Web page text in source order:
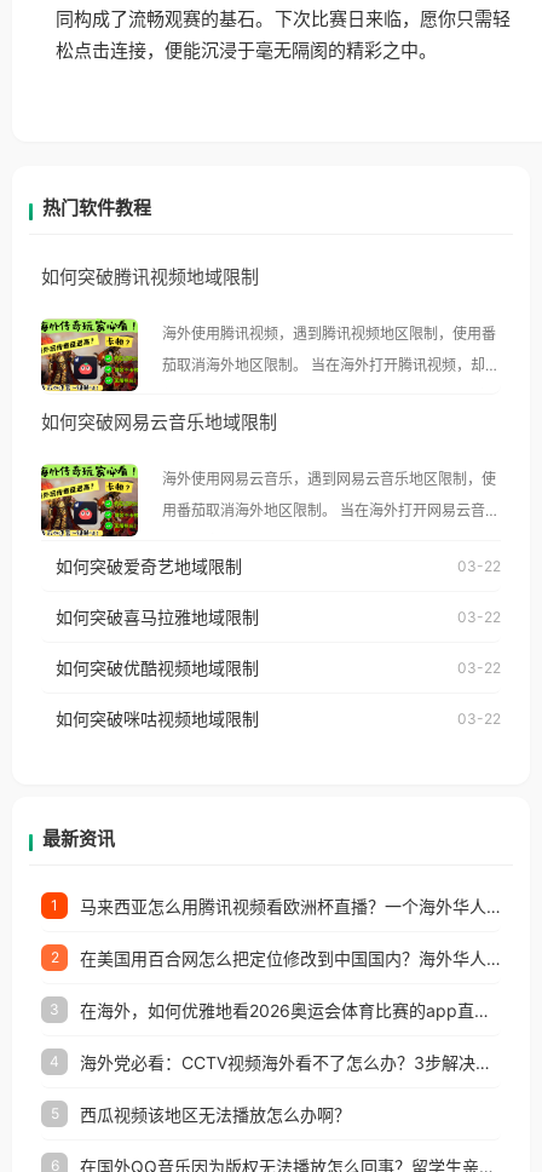
同构成了流畅观赛的基石。下次比赛日来临，愿你只需轻
松点击连接，便能沉浸于毫无隔阂的精彩之中。
热门软件教程
如何突破腾讯视频地域限制
海外使用腾讯视频，遇到腾讯视频地区限制，使用番
茄取消海外地区限制。 当在海外打开腾讯视频，却突
示语。 海外用户如香港、澳门、台湾、美国、加拿
像其他音乐平台一样，出现地区及版权限制问题，且
仅能在中国大陆地区播放。 遇到这个问题的朋友们，
使用番茄回国加速器，即可解决「海外用户收听腾讯
台湾、美国、加拿大、澳大利亚、欧洲等国家和地区
权限制所困扰。
如何突破网易云音乐地域限制
海外使用网易云音乐，遇到网易云音乐地区限制，使
用番茄取消海外地区限制。 当在海外打开网易云音
播放”的提示语。 海外用户如香港、澳门、台湾、美
国、加拿大、澳大利亚、欧洲等国家和地区时，网易
制问题，且仅能在中国大陆地区播放。 遇到这个问题
户收听网易云音乐地区版权限制」的问题，无论人在
如何突破爱奇艺地域限制 03-22
如何突破喜马拉雅地域限制 03-22
如何突破优酷视频地域限制 03-22
如何突破咪咕视频地域限制 03-22
最新资讯
1 马来西亚怎么用腾讯视频看欧洲杯直播？一个海外华人的真实困扰与破解
2 在美国用百合网怎么把定位修改到中国国内？海外华人必备的回国加速指南
3 在海外，如何优雅地看2026奥运会体育比赛的app直播？
4 海外党必看：CCTV视频海外看不了怎么办？3步解决地区限制+追剧自由
5 西瓜视频该地区无法播放怎么办啊？
6 在国外QQ音乐因为版权无法播放怎么回事？留学生亲测有效的解决办法